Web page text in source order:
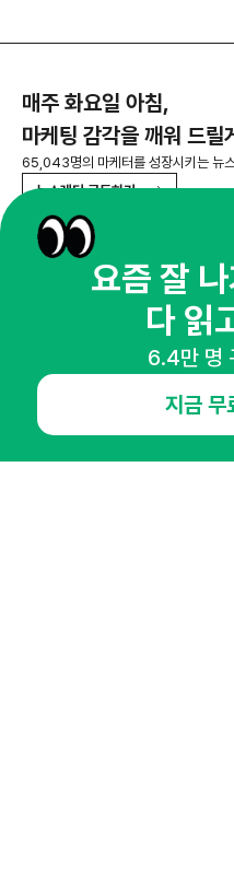
매주 화요일 아침,
마케팅 감각을 깨워 드릴
65,043명의 마케터를 성장시키는 뉴
뉴스레터 구독하기
오픈애즈란 공지사항 제휴
요즘 잘
다 읽
6.4만 명
지금 무